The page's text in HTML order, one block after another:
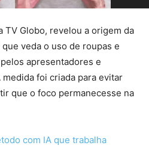
TV Globo, revelou a origem da
veda o uso de roupas e
apresentadores e
foi criada para evitar
que o foco permanecesse na
com IA que trabalha